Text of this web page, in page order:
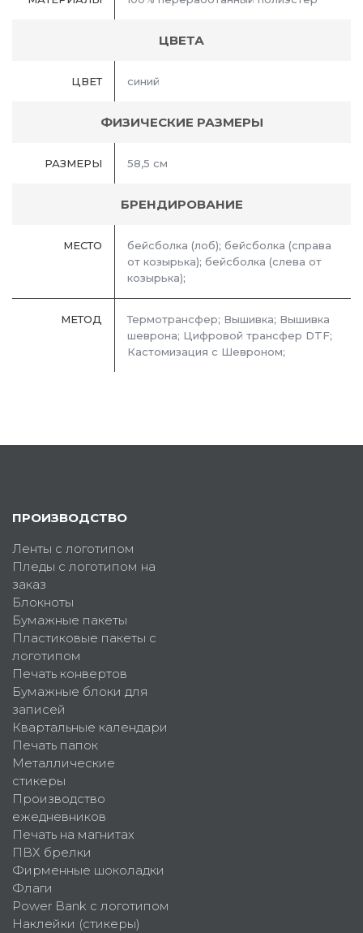
ЦВЕТА
ЦВЕТ синий
ФИЗИЧЕСКИЕ РАЗМЕРЫ
РАЗМЕРЫ 58,5 см
БРЕНДИРОВАНИЕ
МЕСТО
бейсболка (лоб); бейсболка (справа
от козырька); бейсболка (слева от
козырька);
МЕТОД
Термотрансфер; Вышивка; Вышивка
шеврона; Цифровой трансфер DTF;
Кастомизация с Шевроном;
ПРОИЗВОДСТВО
Ленты с логотипом
Пледы с логотипом на
заказ
Блокноты
Бумажные пакеты
Пластиковые пакеты с
логотипом
Печать конвертов
Бумажные блоки для
записей
Квартальные календари
Печать папок
Металлические
стикеры
Производство
ежедневников
Печать на магнитах
ПВХ брелки
Фирменные шоколадки
Флаги
Power Bank с логотипом
Наклейки (стикеры)